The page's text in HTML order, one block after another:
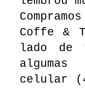
Coffe &
lado de
celular